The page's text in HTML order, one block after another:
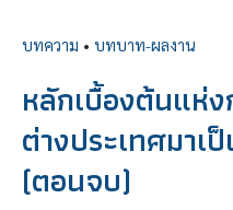
บทความ • บทบาท-ผลงาน
หลักเบื้องต้นแห่
ต่างประเทศมา
(ตอนจบ)